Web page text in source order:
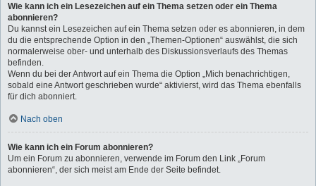
Wie kann ich ein Lesezeichen auf ein Thema setzen oder ein Thema
abonnieren?
Du kannst ein Lesezeichen auf ein Thema setzen oder es abonnieren, in dem
du die entsprechende Option in den „Themen-Optionen“ auswählst, die sich
normalerweise ober- und unterhalb des Diskussionsverlaufs des Themas
befinden.
Wenn du bei der Antwort auf ein Thema die Option „Mich benachrichtigen,
sobald eine Antwort geschrieben wurde“ aktivierst, wird das Thema ebenfalls
für dich abonniert.
Nach oben
Wie kann ich ein Forum abonnieren?
Um ein Forum zu abonnieren, verwende im Forum den Link „Forum
abonnieren“, der sich meist am Ende der Seite befindet.